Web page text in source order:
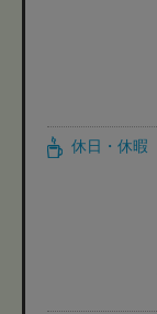
休日・休暇